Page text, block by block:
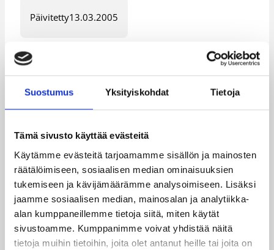
Suostumus Yksityiskohdat Tietoja
Tämä sivusto käyttää evästeitä
Käytämme evästeitä tarjoamamme sisällön ja mainosten
räätälöimiseen, sosiaalisen median ominaisuuksien
tukemiseen ja kävijämäärämme analysoimiseen. Lisäksi
jaamme sosiaalisen median, mainosalan ja analytiikka-
alan kumppaneillemme tietoja siitä, miten käytät
sivustoamme. Kumppanimme voivat yhdistää näitä
tietoja muihin tietoihin, joita olet antanut heille tai joita on
Päivitetty13.03.2005
Henkilöt
Auli Nyman
Kenya Robinson
Renáta Kozmonová
Sanna Jämsen
Susanna Rinta
Taru Asp
Kategoriat